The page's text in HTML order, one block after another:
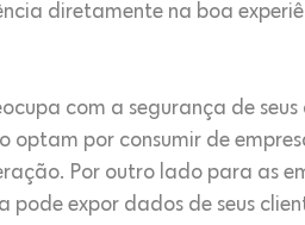
diretamente na boa
com a segurança de
optam por consumir de
Por outro lado para as
pode expor dados de seus